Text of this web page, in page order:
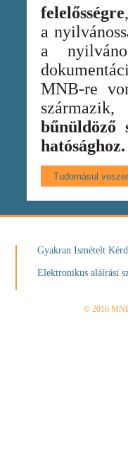
felelősségre
a
a
MNB-re
bűnüldöző
hatósághoz.
Gyakran Ismételt
Elektronikus aláírási
© 2016